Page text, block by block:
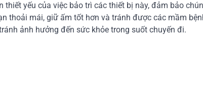
yếu của việc bảo trì các thiết bị này, đảm bảo
thoải mái, giữ ấm tốt hơn và tránh được các mầm
ảnh hưởng đến sức khỏe trong suốt chuyến đi.